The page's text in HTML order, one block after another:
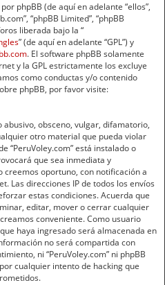
phpBB (de aquí en adelante “ellos”,
“phpBB Limited”, “phpBB
liberada bajo la “
” (de aquí en adelante “GPL”) y
. El software phpBB solamente
y la GPL estrictamente los excluye
como conductas y/o contenido
phpBB, por favor visite:
obsceno, vulgar, difamatorio,
otro material que pueda violar
“PeruVoley.com” está instalado o
que sea inmediata y
oportuno, con notificación a
Las direcciones IP de todos los envíos
estas condiciones. Acuerda que
editar, mover o cerrar cualquier
conveniente. Como usuario
haya ingresado será almacenada en
no será compartida con
ni “PeruVoley.com” ni phpBB
cualquier intento de hacking que